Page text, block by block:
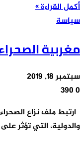
أكمل القراءة »
سياسة
مغربية
سبتمبر 18, 2019
0
ارتبط ملف نزاع
والدولية، التي تؤثر